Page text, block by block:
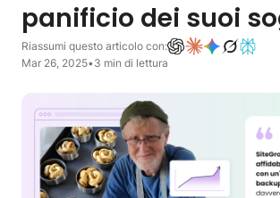
panificio dei suoi
Riassumi questo articolo con:
Mar 26, 2025•3 min di lettura